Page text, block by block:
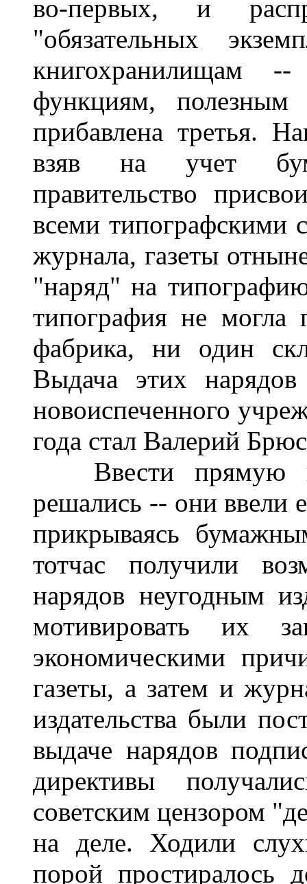
во-первых, и
"обязательных
книгохранилищам
функциям,
прибавлена третья.
взяв на учет
правительство
всеми типографскими
журнала, газеты
"наряд" на
типография не могла
фабрика, ни один
Выдача этих
новоиспеченного
года стал Валерий
Ввести прямую
решались -- они ввели
прикрываясь
тотчас получили
нарядов неугодным
мотивировать их
экономическими
газеты, а затем и
издательства были
выдаче нарядов
директивы
советским цензором
на деле. Ходили
порой простиралось